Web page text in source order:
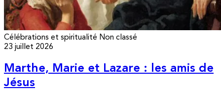
Célébrations et spiritualité Non classé
23 juillet 2026
Marthe, Marie et Lazare : les amis de
Jésus